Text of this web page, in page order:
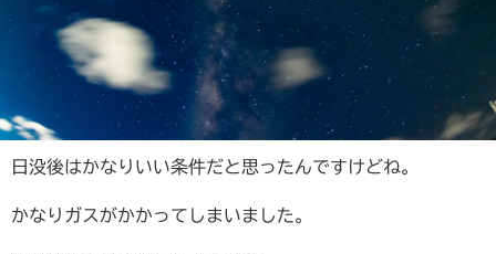
日没後はかなりいい条件だと思ったんですけどね。
かなりガスがかかってしまいました。